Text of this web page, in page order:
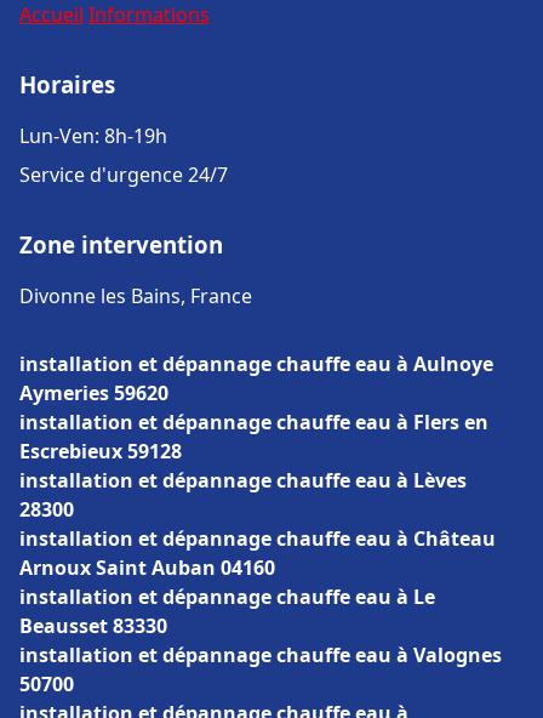
Accueil Informations
Horaires
Lun-Ven: 8h-19h
Service d'urgence 24/7
Zone intervention
Divonne les Bains, France
installation et dépannage chauffe eau à Aulnoye
Aymeries 59620
installation et dépannage chauffe eau à Flers en
Escrebieux 59128
installation et dépannage chauffe eau à Lèves
28300
installation et dépannage chauffe eau à Château
Arnoux Saint Auban 04160
installation et dépannage chauffe eau à Le
Beausset 83330
installation et dépannage chauffe eau à Valognes
50700